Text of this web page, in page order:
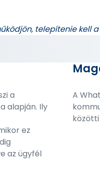
telepítenie kell
a
alapján. Ily
ez
az ügyfél
A